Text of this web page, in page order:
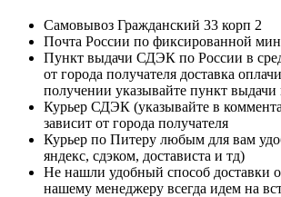
Самовывоз Гражданский 33 корп 2
Почта России по фиксированной
Пункт выдачи СДЭК по России в
от города получателя доставка
получении указывайте пункт
Курьер СДЭК (указывайте в
зависит от города получателя
Курьер по Питеру любым для вам
яндекс, сдэком, достависта и тд)
Не нашли удобный способ доставки
нашему менеджеру всегда идем на